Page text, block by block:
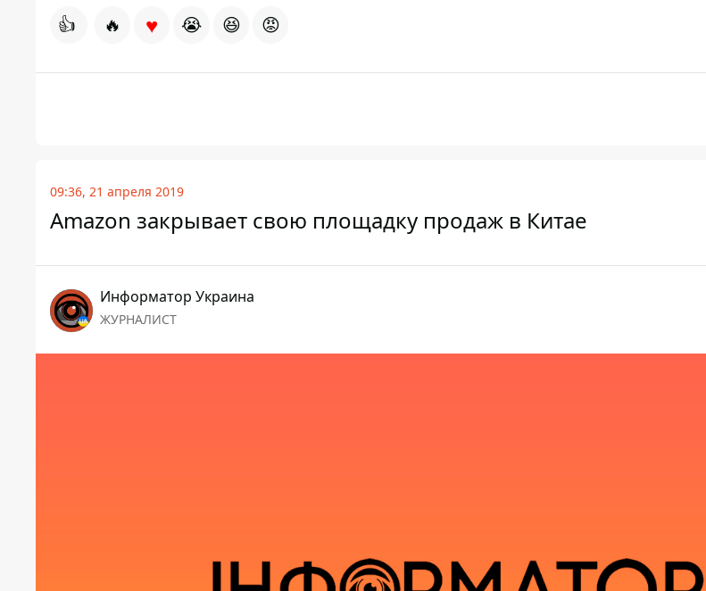
👍 🔥 ♥ 😭 😆 😡
09:36, 21 апреля 2019
Amazon закрывает свою площадку продаж в Китае
Информатор Украина
ЖУРНАЛИСТ